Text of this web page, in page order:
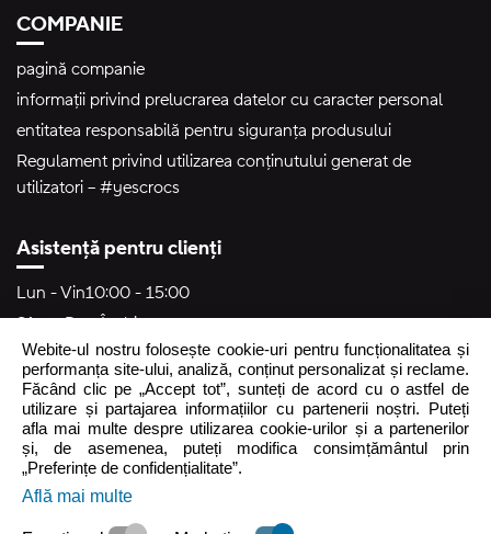
COMPANIE
pagină companie
informații privind prelucrarea datelor cu caracter personal
entitatea responsabilă pentru siguranța produsului
Regulament privind utilizarea conținutului generat de
utilizatori – #yescrocs
Asistență pentru clienți
Lun - Vin10:00 - 15:00
Sâm - DumÎnchis
crocs.ro@intersocks.pl
40
Webite-ul nostru folosește cookie-uri pentru funcționalitatea și
performanța site-ului, analiză, conținut personalizat și reclame.
Făcând clic pe „Accept tot”, sunteți de acord cu o astfel de
utilizare și partajarea informațiilor cu partenerii noștri. Puteți
afla mai multe despre utilizarea cookie-urilor și a partenerilor
și, de asemenea, puteți modifica consimțământul prin
„Preferințe de confidențialitate”.
Află mai multe